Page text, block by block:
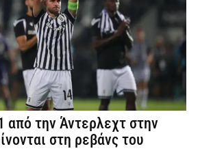
την Άντερλεχτ στην
στη ρεβάνς του